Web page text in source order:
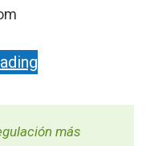
más